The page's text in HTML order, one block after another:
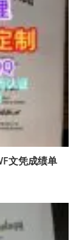
文凭成绩单